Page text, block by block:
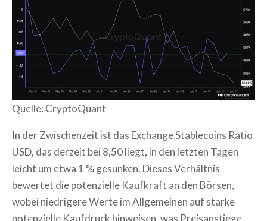
Quelle: CryptoQuant
In der Zwischenzeit ist das Exchange Stablecoins Ratio
USD, das derzeit bei 8,50 liegt, in den letzten Tagen
leicht um etwa 1 % gesunken. Dieses Verhältnis
bewertet die potenzielle Kaufkraft an den Börsen,
wobei niedrigere Werte im Allgemeinen auf starke
potenzielle Kaufdruck hinweisen, was Preisanstiege